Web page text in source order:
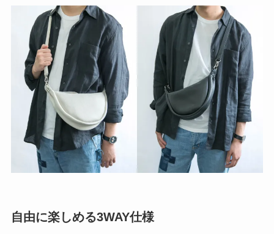
自由に楽しめる3WAY仕様